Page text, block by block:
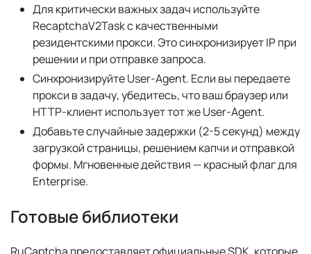
Для критически важных задач используйте
RecaptchaV2Task с качественными
резидентскими прокси. Это синхронизирует IP при
решении и при отправке запроса.
Синхронизируйте User-Agent. Если вы передаете
прокси в задачу, убедитесь, что ваш браузер или
HTTP-клиент использует тот же User-Agent.
Добавьте случайные задержки (2-5 секунд) между
загрузкой страницы, решением капчи и отправкой
формы. Мгновенные действия — красный флаг для
Enterprise.
Готовые библиотеки